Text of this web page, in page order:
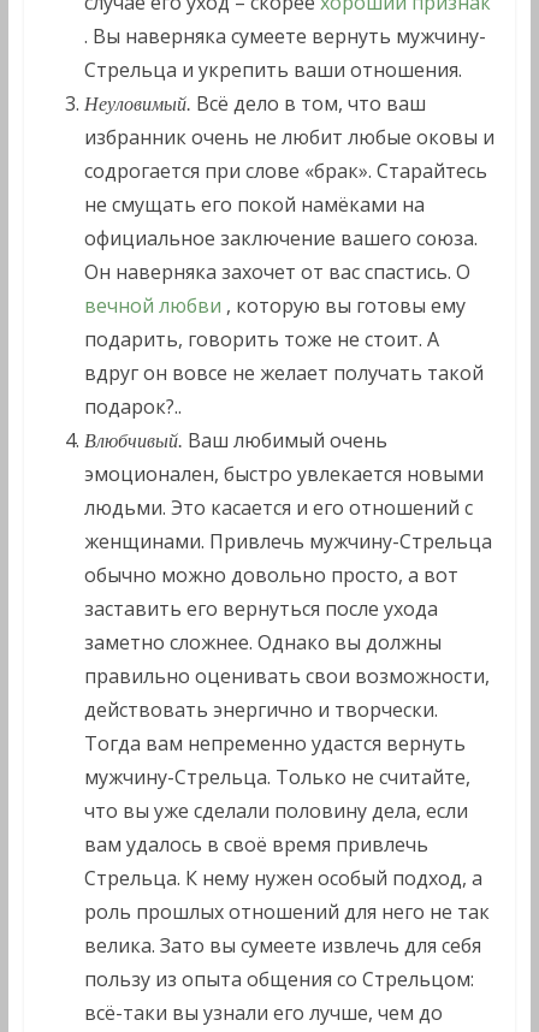
. Вы наверняка сумеете вернуть мужчину-
Стрельца и укрепить ваши отношения.
Неуловимый. Всё дело в том, что ваш
избранник очень не любит любые оковы и
содрогается при слове «брак». Старайтесь
не смущать его покой намёками на
официальное заключение вашего союза.
Он наверняка захочет от вас спастись. О
вечной любви , которую вы готовы ему
подарить, говорить тоже не стоит. А
вдруг он вовсе не желает получать такой
подарок?..
Влюбчивый. Ваш любимый очень
эмоционален, быстро увлекается новыми
людьми. Это касается и его отношений с
женщинами. Привлечь мужчину-Стрельца
обычно можно довольно просто, а вот
заставить его вернуться после ухода
заметно сложнее. Однако вы должны
правильно оценивать свои возможности,
действовать энергично и творчески.
Тогда вам непременно удастся вернуть
мужчину-Стрельца. Только не считайте,
что вы уже сделали половину дела, если
вам удалось в своё время привлечь
Стрельца. К нему нужен особый подход, а
роль прошлых отношений для него не так
велика. Зато вы сумеете извлечь для себя
пользу из опыта общения со Стрельцом:
всё-таки вы узнали его лучше, чем до